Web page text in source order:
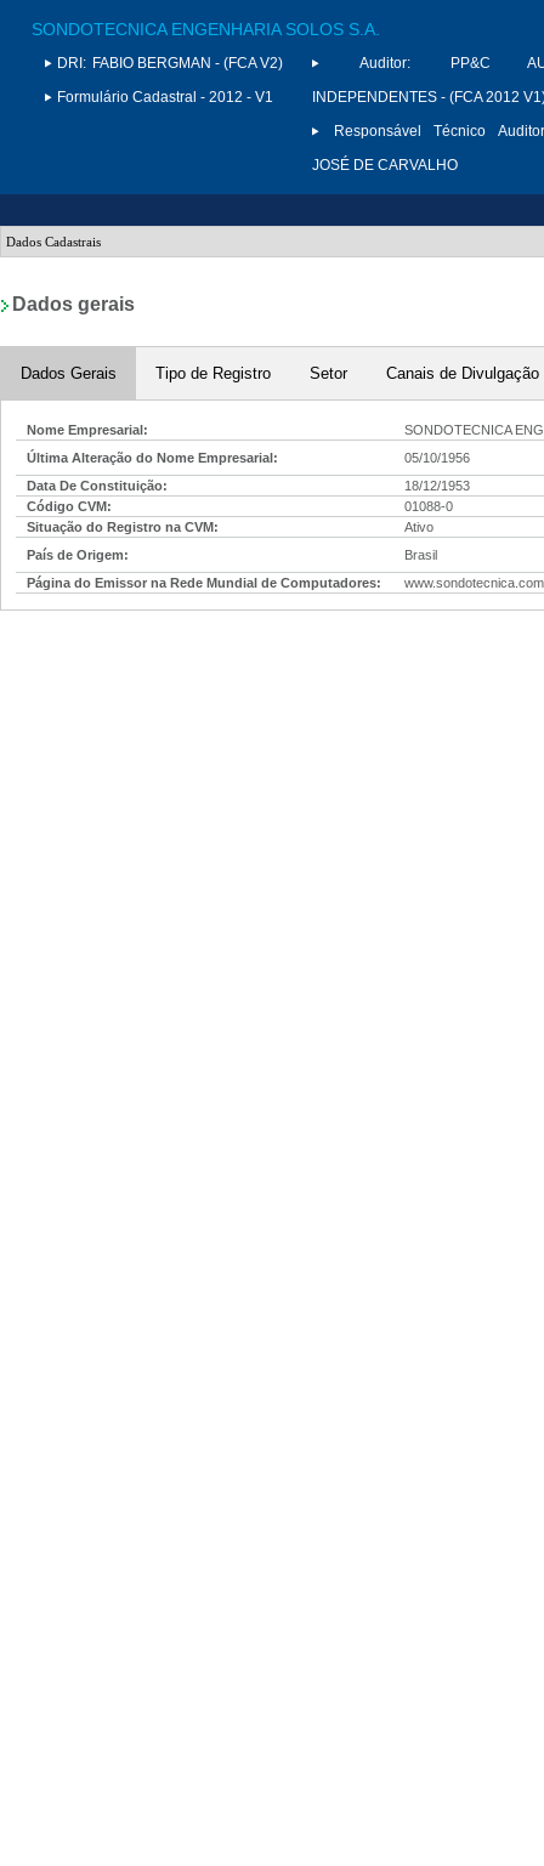
SONDOTECNICA ENGENHARIA SOLOS S.A.
DRI: FABIO BERGMAN - (FCA V2)
Formulário Cadastral - 2012 - V1
Auditor:
PP&C
INDEPENDENTES - (FCA 2012
Responsável Técnico
JOSÉ DE CARVALHO